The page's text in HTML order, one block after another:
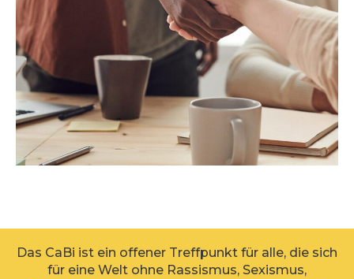
Das CaBi ist ein offener Treffpunkt für alle, die sich
für eine Welt ohne Rassismus, Sexismus,